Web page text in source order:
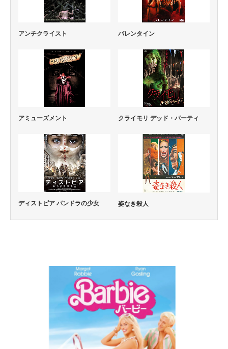
アンチクライスト バレンタイン
アミューズメント クライモリ デッド・パーティ
ディストピア パンドラの少女 姿なき殺人